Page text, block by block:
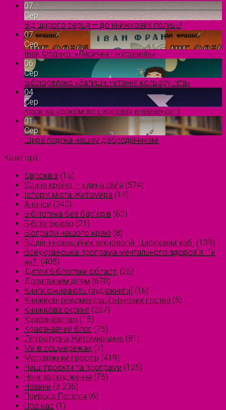
07
Сер
Від щирого серця — до книжкових полиць!
07
Сер
Іван Франко. «Лисичка і журавель»
06
Сер
Бібліорелакс «Затишні читання кольору літа»
04
Сер
Крок за кроком до цифрової впевненості
01
Сер
Щира подяка нашим добродійникам!
Категорії
Євроквіз (15)
Єдина країна — єдина сім’я (574)
Історія міста Житомира (14)
Анонси (240)
Бібліотека без бар'єрів (60)
Бібліотекарю (21)
Біографи нашого краю (8)
Відділ інноваційних технологій. Цифровий хаб. (139)
Всеукраїнська програма ментального здоров'я "Ти
як?" (405)
Дитячі бібліотеки області (25)
Допитливим дітям (670)
Книги оживають (аудіокниги) (16)
Книжкові рекомендації зіркових гостей (5)
Книжкова скриня (257)
Краєзнавство (15)
Краєзнавчий блог (75)
Літературна Житомирщина (81)
Ми в соцмережах (7)
Молодіжний простір (419)
Наші проєкти та програми (125)
Нові надходження (76)
Новини (3 236)
Природа Полісся (6)
Про нас (1)